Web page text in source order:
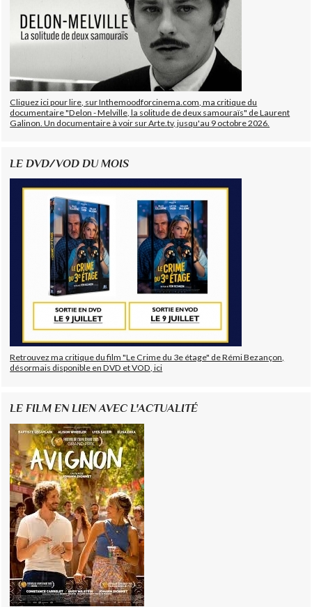
Cliquez ici pour lire, sur Inthemoodforcinema.com, ma critique du
documentaire "Delon - Melville, la solitude de deux samouraïs" de Laurent
Galinon. Un documentaire à voir sur Arte.tv, jusqu'au 9 octobre 2026.
LE DVD/VOD DU MOIS
Retrouvez ma critique du film "Le Crime du 3e étage" de Rémi Bezançon,
désormais disponible en DVD et VOD, ici
LE FILM EN LIEN AVEC L'ACTUALITÉ